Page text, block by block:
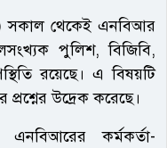
থেকেই এনবিআর
পুলিশ, বিজিবি,
রয়েছে। এ বিষয়টি
প্রশ্নের উদ্রেক করেছে।
এনবিআরের কর্মকর্তা-